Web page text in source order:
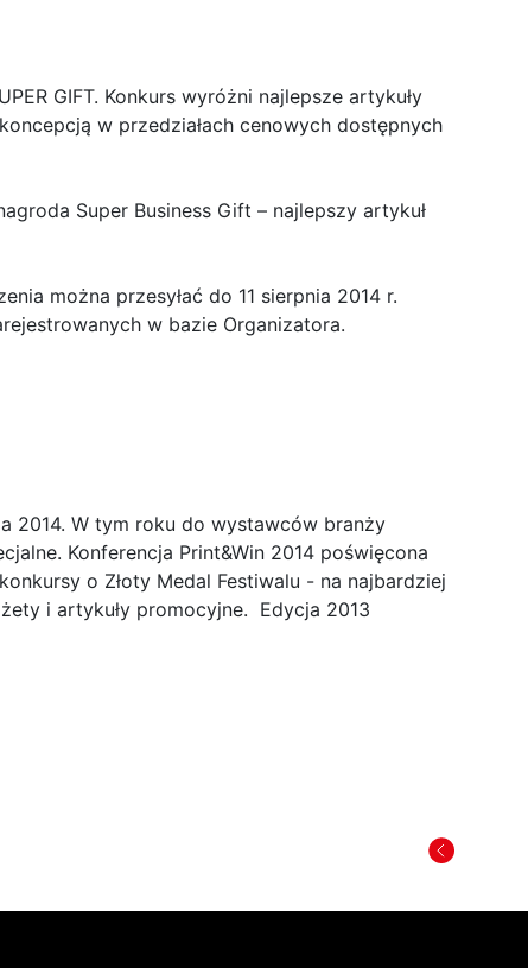
GIFT. Konkurs wyróżni najlepsze artykuły
w przedziałach cenowych dostępnych
Super Business Gift – najlepszy artykuł
można przesyłać do 11 sierpnia 2014 r.
w bazie Organizatora.
2014. W tym roku do wystawców branży
Konferencja Print&Win 2014 poświęcona
o Złoty Medal Festiwalu - na najbardziej
i artykuły promocyjne. Edycja 2013